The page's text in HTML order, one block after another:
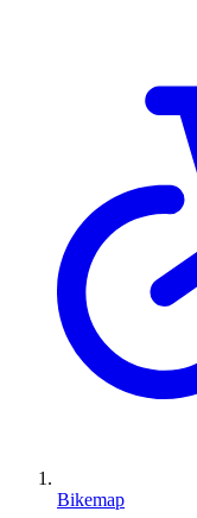
Bikemap